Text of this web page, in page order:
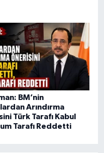
BM’nin
Arındırma
Türk Tarafı Kabul
Tarafı Reddetti